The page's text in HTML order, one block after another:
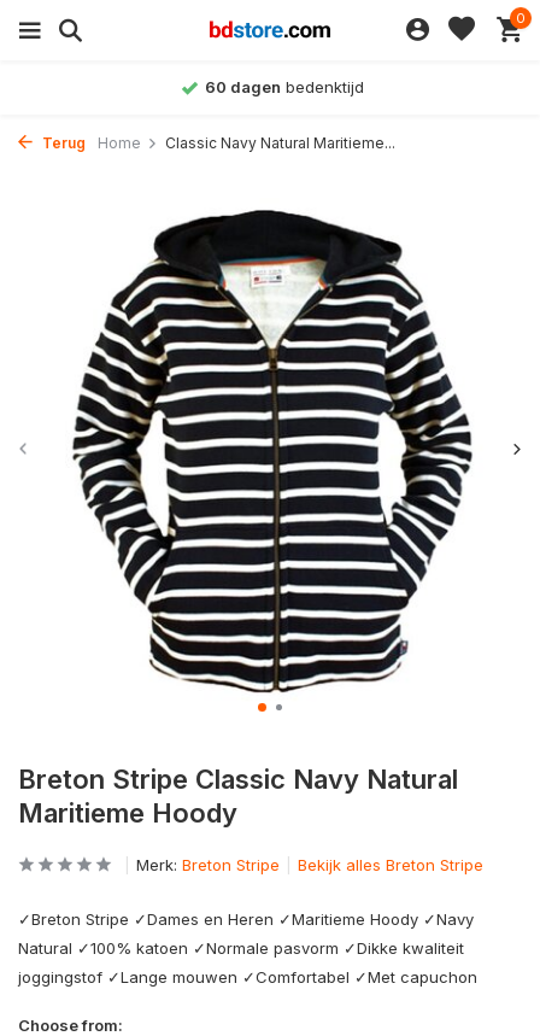
0
60 dagen bedenktijd
Terug Home Classic Navy Natural Maritieme...
Breton Stripe Classic Navy Natural
Maritieme Hoody
Merk: Breton Stripe Bekijk alles Breton Stripe
✓Breton Stripe ✓Dames en Heren ✓Maritieme Hoody ✓Navy
Natural ✓100% katoen ✓Normale pasvorm ✓Dikke kwaliteit
joggingstof ✓Lange mouwen ✓Comfortabel ✓Met capuchon
Choose from: